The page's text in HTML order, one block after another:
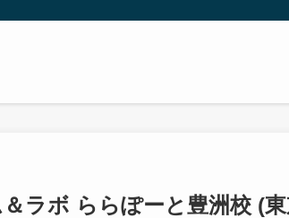
ラボ ららぽーと豊洲校 (